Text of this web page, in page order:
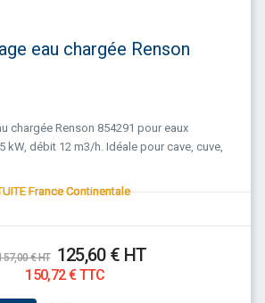
eau chargée Renson
chargée Renson 854291 pour eaux
kW, débit 12 m3/h. Idéale pour cave, cuve,
France Continentale
€ HT 125,60 € HT
150,72 € TTC